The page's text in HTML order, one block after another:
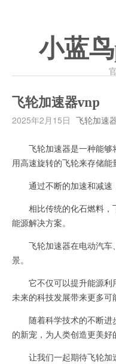
小蓝
飞轮加速器vnp
2025年2月15日 飞轮加速
飞轮加速器是一种能够
用高速旋转的飞轮来存储能
通过不断的加速和减速
相比传统的化石燃料，
能源解决方案。
飞轮加速器在电动汽车
景。
它不仅可以提升能源利
未来的科技发展带来更多可
随着科学技术的不断进
的新宠，为人类创造更美好
让我们一起期待飞轮加